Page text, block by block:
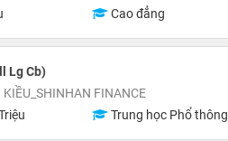
Cao đẳng
Lg Cb)
FINANCE
Trung học Phổ thông